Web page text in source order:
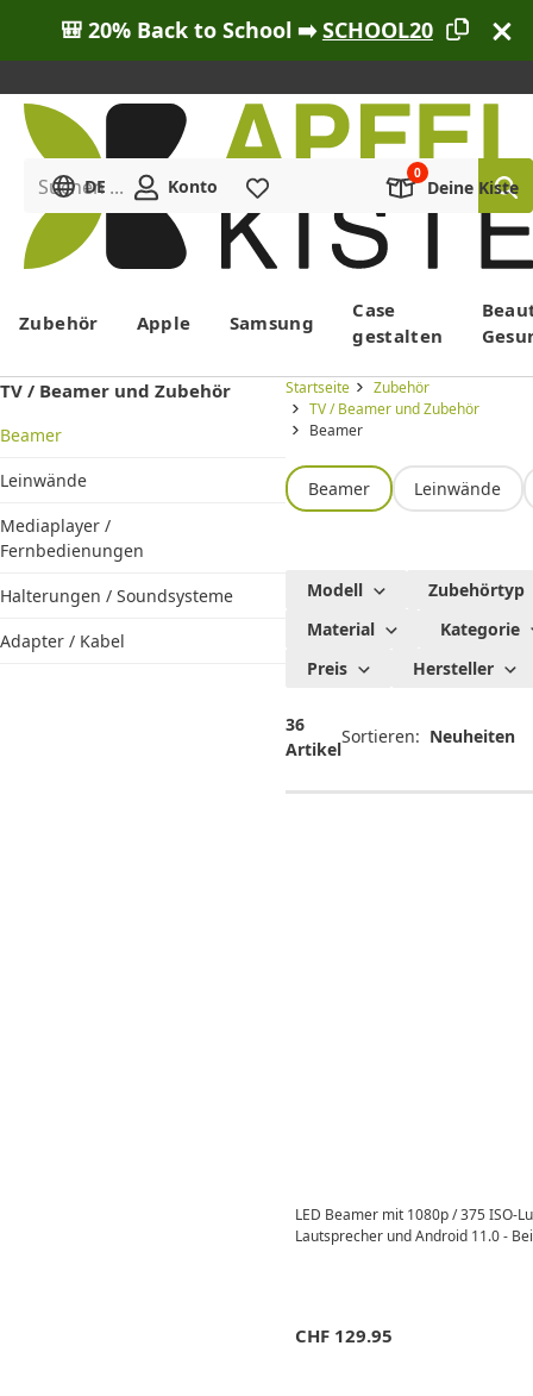
🎒 20% Back to School ➡️SCHOOL20
Menü
Suchen ...
DE Konto Deine Kiste
Zubehör Apple Samsung
Case
gestalten
TV / Beamer und Zubehör
Beamer
Leinwände
Mediaplayer /
Fernbedienungen
Halterungen / Soundsysteme
Adapter / Kabel
Startseite
Zubehör
TV / Beamer und Zubehör
Beamer
Beamer Leinwände
Beamer
Modell
Zubehörtyp
Material
Kategorie
Preis
Hersteller
36
Artikel
Sortieren:
LED Beamer mit 1080p / 375 ISO-
Lautsprecher und Android 11.0 -
CHF 129.95